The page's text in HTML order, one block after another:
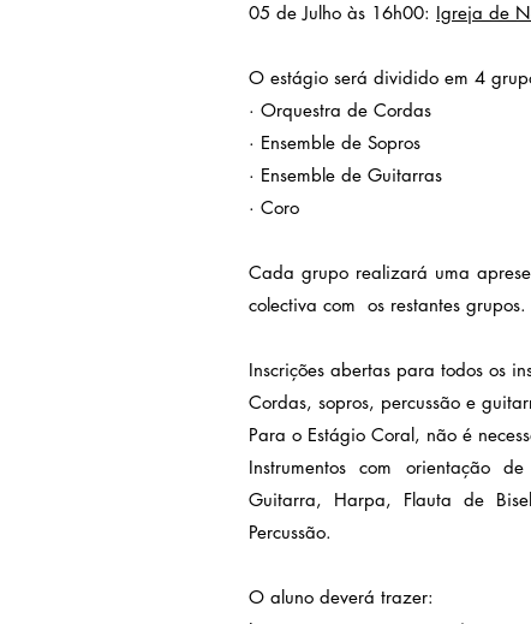
05 de Julho às 16h00: Igreja de
O estágio será dividido em 4
· Orquestra de Cordas
· Ensemble de Sopros
· Ensemble de Guitarras
· Coro
Cada grupo realizará uma
colectiva com os restantes grupos.
Inscrições abertas para todos os
Cordas, sopros, percussão e
Para o Estágio Coral, não é
Instrumentos com orientação
Guitarra, Harpa, Flauta de
Percussão.
O aluno deverá trazer: